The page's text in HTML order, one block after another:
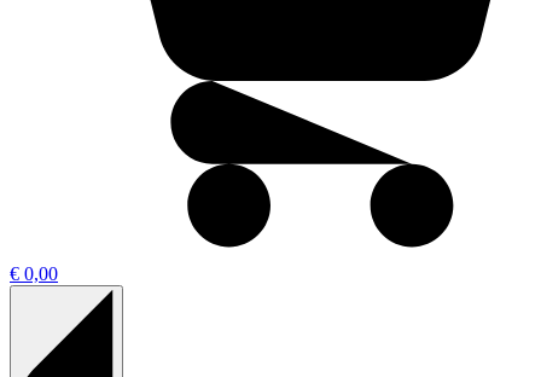
€ 0,00